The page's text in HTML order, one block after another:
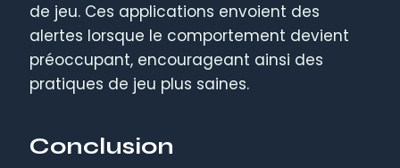
de jeu. Ces applications envoient des
alertes lorsque le comportement devient
préoccupant, encourageant ainsi des
pratiques de jeu plus saines.
Conclusion